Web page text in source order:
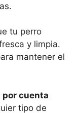
tu perro
y limpia.
mantener el
por cuenta
tipo de